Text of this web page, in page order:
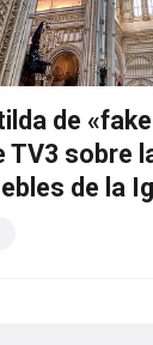
de «fake
TV3 sobre
de la